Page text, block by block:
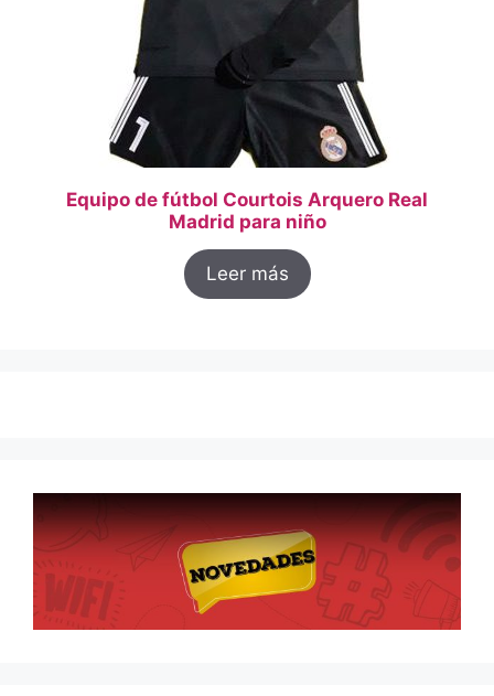
Equipo de fútbol Courtois Arquero Real
Madrid para niño
Leer más